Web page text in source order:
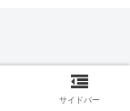
サイドバー